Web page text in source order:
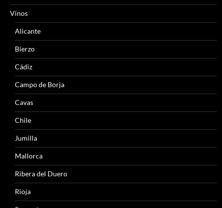
Vinos
Alicante
Bierzo
Cádiz
Campo de Borja
Cavas
Chile
Jumilla
Mallorca
Ribera del Duero
Rioja